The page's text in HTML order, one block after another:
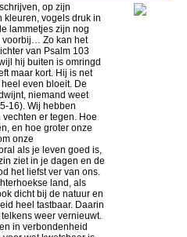
op zijn
kleuren, vogels druk in
lammetjes zijn nog
voorbij… Zo kan het
van Psalm 103
hij buiten is omringd
maar kort. Hij is net
even bloeit. De
niemand weet
16). Wij hebben
er tegen. Hoe
en hoe groter onze
onze
als je leven goed is,
ziet in je dagen en de
het liefst ver van ons.
land, als
dicht bij de natuur en
heel tastbaar. Daarin
weer vernieuwt.
in verbondenheid